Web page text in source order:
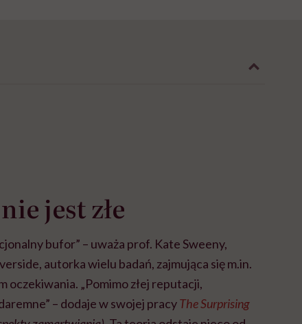
jest złe
bufor” – uważa prof. Kate Sweeny,
autorka wielu badań, zajmująca się m.in.
oczekiwania. „Pomimo złej reputacji,
– dodaje w swojej pracyThe Surprising